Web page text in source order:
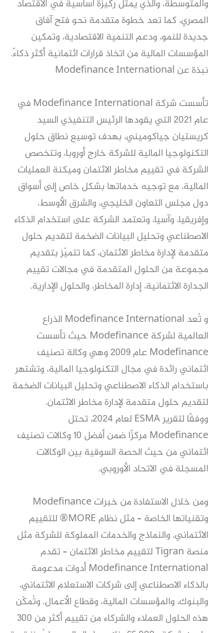
والمتوسطة، والذي يمثل ركيزة أساسية في الاقتصاد
المصري، كما تعد خطوة متقدمة نحو فتح آفاق
جديدة للنمو، ودعم التنمية الاقتصادية، وتمكين
المؤسسات المالية من اتخاذ قرارات ائتمانية أكثر ذكاءً.
نبذة عن Modefinance International
تأسست شركة Modefinance International في
عام 2021 التي يقودها الرئيس التنفيذي السيد
كريستيان جياكوميني، بهدف توسيع نطاق حلول
التكنولوجيا المالية للشركة خارج أوروبا، وتتخصص
الشركة في تقييم مخاطر الائتمان وميكنة العمليات
المالية، مع توجيه خدماتها بشكل خاص إلى أسواق
دول مجلس التعاون الخليجي، والشرق الأوسط،
وإفريقيا، وآسيا، وتعتمد الشركة على استخدام الذكاء
الاصطناعي وتحليل البيانات الضخمة لتقديم حلول
متقدمة لإدارة مخاطر الائتمان، كما تتميّز بتقديم
مجموعة من الحلول المتقدمة في مجالات تقييم
الجدارة الائتمانية، إدارة المخاطر، والحلول الإدارية.
و تُعد Modefinance International الذراع
العالمية لشركة Modefinance حيث تأسست
Modefinance عام 2009 وهي وكالة تصنيف
ائتماني رائدة في مجال التكنولوجيا المالية، وتشتهر
باستخدام الذكاء الاصطناعي وتحليل البيانات الضخمة
لتقديم حلول متقدمة لإدارة مخاطر الائتمان.
ووفقًا لتقرير ESMA لعام 2024، تحتل
Modefinance مركزًا ضمن أفضل 10 وكالات تصنيف
ائتماني من حيث الحصة السوقية بين الوكالات
المسجلة في الاتحاد الأوروبي.
ومن خلال الاستفادة من خبرات Modefinance
وتقنياتها الخاصة – مثل نظام MORE®️ للتقييم
الائتماني، والنماذج والخدمات المملوكة للشركة مثل
منصة Tigran لتقييم مخاطر الائتمان – تقدم
Modefinance International أدوات مدعومة
بالذكاء الاصطناعي إلى شركات الاستعلام الائتماني،
والبنوك، والمؤسسات المالية، وقطاع الأعمال. وتُمكّن
هذه الحلول العملاء والشركاء من تقييم أكثر من 300